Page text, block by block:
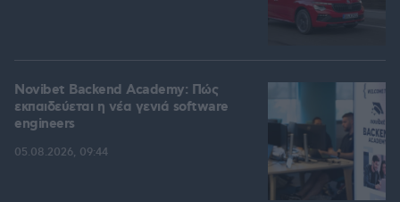
Novibet Backend Academy: Πώς
εκπαιδεύεται η νέα γενιά software
engineers
05.08.2026, 09:44